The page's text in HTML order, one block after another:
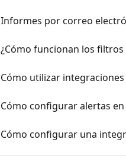
Informes por correo
¿Cómo funcionan los filtros
Cómo utilizar integraciones
Cómo configurar alertas en
Cómo configurar una